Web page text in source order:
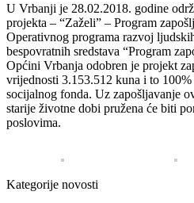
U Vrbanji je 28.02.2018. godine
projekta – “Zaželi” – Program
Operativnog programa razvoj
bespovratnih sredstava “Program
Općini Vrbanja odobren je projekt
vrijednosti 3.153.512 kuna i to
socijalnog fonda. Uz zapošljavanje
starije životne dobi pružena će biti
poslovima.
Kategorije novosti